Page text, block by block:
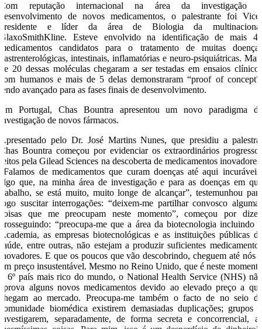
Com reputação internacional na área da investigação e
desenvolvimento de novos medicamentos, o palestrante foi Vice-
presidente e líder da área de Biologia da multinacional
GlaxoSmithKline. Esteve envolvido na identificação de mais 40
medicamentos candidatos para o tratamento de muitas doenças
gastrenterológicas, intestinais, inflamatórias e neuro-psiquiátricas. Mais
de 20 dessas moléculas chegaram a ser testadas em ensaios clínicos
com humanos e mais de 5 delas demonstraram “proof of concept”,
tendo avançado para as fases finais de desenvolvimento.
Em Portugal, Chas Bountra apresentou um novo paradigma de
investigação de novos fármacos.
Apresentado pelo Dr. José Martins Nunes, que presidiu a palestra,
Chas Bountra começou por evidenciar os extraordinários progressos
feitos pela Gilead Sciences na descoberta de medicamentos inovadores:
“Falamos de medicamentos que curam doenças até aqui incuráveis,
algo que, na minha área de investigação e para as doenças em que
trabalho, se está muito, muito longe de alcançar”, testemunhou para
logo suscitar interrogações: “deixem-me partilhar convosco algumas
coisas que me preocupam neste momento”, começou por dizer,
prosseguindo: “preocupa-me que a área da biotecnologia incluindo a
Academia, as empresas biotecnológicas e as instituições públicas de
saúde, entre outras, não estejam a produzir suficientes medicamentos
inovadores. E que os poucos que vão descobrindo, cheguem até nós a
um preço insustentável. Mesmo no Reino Unido, que é neste momento
o 6º país mais rico do mundo, o National Health Service (NHS) não
aprova alguns novos medicamentos devido ao elevado preço a que
chegam ao mercado. Preocupa-me também o facto de no seio da
comunidade biomédica existirem demasiadas duplicações; grupos a
investigarem, separadamente, de forma secreta e concorrencial, as